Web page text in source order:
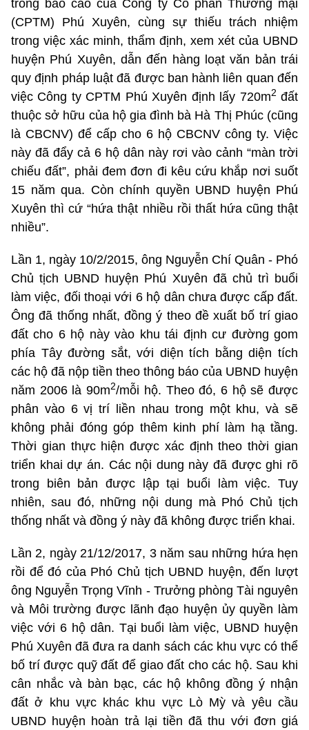
trong báo cáo của Công ty Cổ phần Thương mại
(CPTM) Phú Xuyên, cùng sự thiếu trách nhiệm
trong việc xác minh, thẩm định, xem xét của UBND
huyện Phú Xuyên, dẫn đến hàng loạt văn bản trái
quy định pháp luật đã được ban hành liên quan đến
việc Công ty CPTM Phú Xuyên định lấy 720m2 đất
thuộc sở hữu của hộ gia đình bà Hà Thị Phúc (cũng
là CBCNV) để cấp cho 6 hộ CBCNV công ty. Việc
này đã đẩy cả 6 hộ dân này rơi vào cảnh “màn trời
chiếu đất”, phải đem đơn đi kêu cứu khắp nơi suốt
15 năm qua. Còn chính quyền UBND huyện Phú
Xuyên thì cứ “hứa thật nhiều rồi thất hứa cũng thật
nhiều”.
Lần 1, ngày 10/2/2015, ông Nguyễn Chí Quân - Phó
Chủ tịch UBND huyện Phú Xuyên đã chủ trì buổi
làm việc, đối thoại với 6 hộ dân chưa được cấp đất.
Ông đã thống nhất, đồng ý theo đề xuất bố trí giao
đất cho 6 hộ này vào khu tái định cư đường gom
phía Tây đường sắt, với diện tích bằng diện tích
các hộ đã nộp tiền theo thông báo của UBND huyện
năm 2006 là 90m2/mỗi hộ. Theo đó, 6 hộ sẽ được
phân vào 6 vị trí liền nhau trong một khu, và sẽ
không phải đóng góp thêm kinh phí làm hạ tầng.
Thời gian thực hiện được xác định theo thời gian
triển khai dự án. Các nội dung này đã được ghi rõ
trong biên bản được lập tại buổi làm việc. Tuy
nhiên, sau đó, những nội dung mà Phó Chủ tịch
thống nhất và đồng ý này đã không được triển khai.
Lần 2, ngày 21/12/2017, 3 năm sau những hứa hẹn
rồi để đó của Phó Chủ tịch UBND huyện, đến lượt
ông Nguyễn Trọng Vĩnh - Trưởng phòng Tài nguyên
và Môi trường được lãnh đạo huyện ủy quyền làm
việc với 6 hộ dân. Tại buổi làm việc, UBND huyện
Phú Xuyên đã đưa ra danh sách các khu vực có thể
bố trí được quỹ đất để giao đất cho các hộ. Sau khi
cân nhắc và bàn bạc, các hộ không đồng ý nhận
đất ở khu vực khác khu vực Lò Mỳ và yêu cầu
UBND huyện hoàn trả lại tiền đã thu với đơn giá